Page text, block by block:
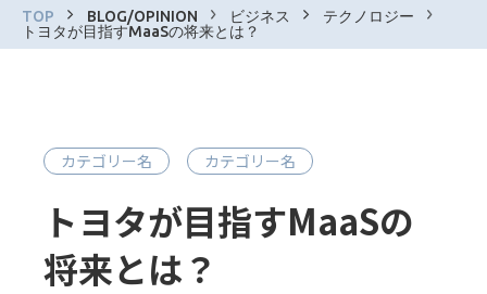
TOP BLOG/OPINION ビジネス
テクノロジー
トヨタが目指すMaaSの将来とは？
カテゴリー名 カテゴリー名
トヨタが目指すMaaSの
将来とは？